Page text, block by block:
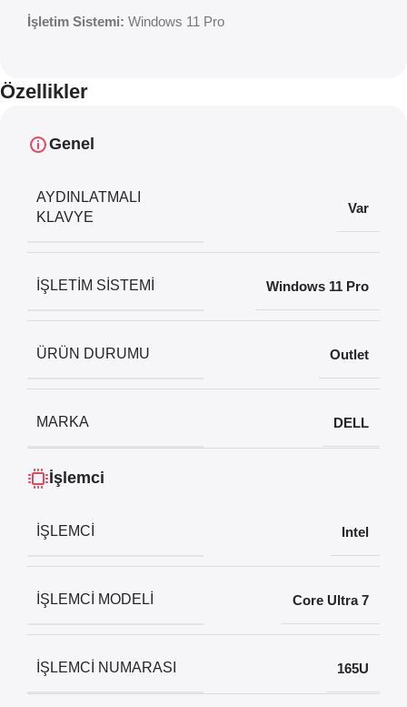
İşletim Sistemi: Windows 11 Pro
Özellikler
Genel
AYDINLATMALI
KLAVYE
Var
İŞLETIM SISTEMI Windows 11 Pro
ÜRÜN DURUMU Outlet
MARKA DELL
İşlemci
İŞLEMCI Intel
İŞLEMCI MODELI Core Ultra 7
İŞLEMCI NUMARASI 165U